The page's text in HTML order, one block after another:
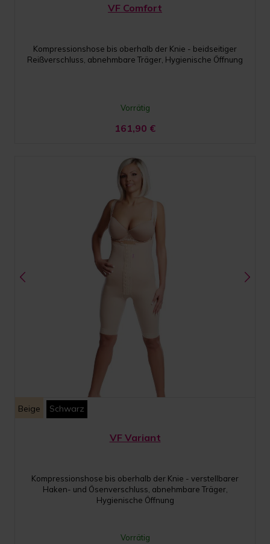
VF Comfort
Kompressionshose bis oberhalb der Knie - beidseitiger
Reißverschluss, abnehmbare Träger, Hygienische Öffnung
Vorrätig
161,90 €
Beige Schwarz
VF Variant
Kompressionshose bis oberhalb der Knie - verstellbarer
Haken- und Ösenverschluss, abnehmbare Träger,
Hygienische Öffnung
Vorrätig